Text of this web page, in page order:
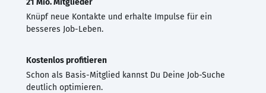
Knüpf neue Kontakte und erhalte Impulse für ein
besseres Job-Leben.
Kostenlos profitieren
Schon als Basis-Mitglied kannst Du Deine Job-Suche
deutlich optimieren.